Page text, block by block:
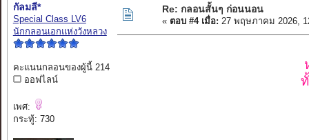
กัลมลี*
Special Class LV6
นักกลอนเอกแห่งวังหลวง
คะแนนกลอนของผู้นี้ 214
ออฟไลน์
เพศ:
กระทู้: 730
Re: กลอนสั้นๆ ก่อนนอน
« ตอบ #4 เมื่อ: 27 พฤษภาคม 2026,